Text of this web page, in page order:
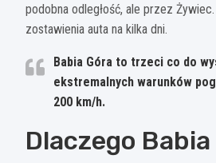
podobna odległość, ale przez
zostawienia auta na kilka dni.
Babia Góra to trzeci co do
ekstremalnych warunków
200 km/h.
Dlaczego